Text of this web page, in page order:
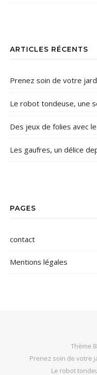
ARTICLES RÉCENTS
Prenez soin de votre
Le robot tondeuse, une
Des jeux de folies avec
Les gaufres, un délice
PAGES
contact
Mentions légales
Thème
Prenez soin de votre
Le robot